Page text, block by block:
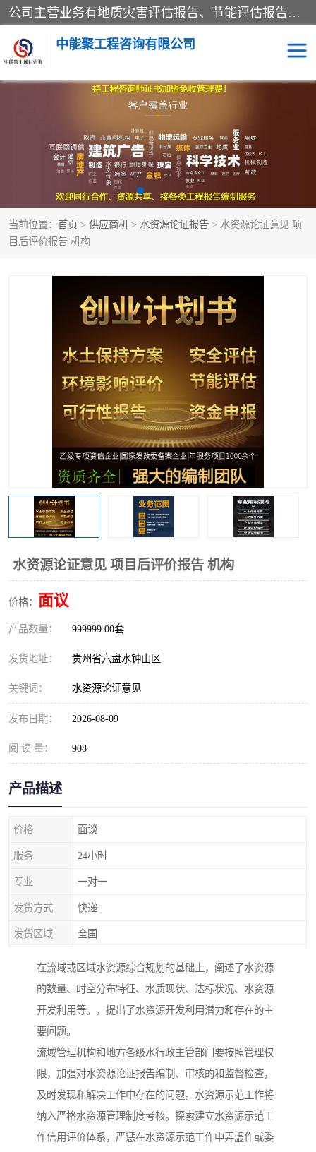
公司主营业务有地质灾害评估报告、节能评估报告、水土保持验收、水资源论证、土地复垦报告、项目可行性研究报告等。是经国家工商总局批准，在法律、法规、决定规定禁止的不得经营；法律、法规、决定规定应当许可（审批）的，经审批机关批准后凭许可（审批）文件经营;法律、法规，市场主体自主选择经营。
中能聚工程咨询有限公司
当前位置： 首页 > 供应商机 > 水资源论证报告 > 水资源论证意见 项
目后评价报告 机构
水资源论证意见 项目后评价报告 机构
价格： 面议
产品数量： 999999.00套
发货地址： 贵州省六盘水钟山区
关键词： 水资源论证意见
发布日期： 2026-08-09
阅 读 量： 908
产品描述
价格 面谈
服务 24小时
专业 一对一
发货方式 快递
发货区域 全国
在流域或区域水资源综合规划的基础上，阐述了水资源
的数量、时空分布特征、水质现状、达标状况、水资源
开发利用等。，提出了水资源开发利用潜力和存在的主
要问题。
流域管理机构和地方各级水行政主管部门要按照管理权
限，加强对水资源论证报告编制、审核的和监督检查，
及时发现和解决工作中存在的问题。水资源示范工作将
纳入严格水资源管理制度考核。探索建立水资源示范工
作信用评价体系，严惩在水资源示范工作中弄虚作或委
水资源论证报告 土地复垦报告
地质灾害评估报告 工程项目验收报告
节能评估报告